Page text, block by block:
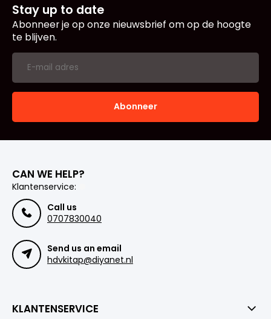
Stay up to date
Abonneer je op onze nieuwsbrief om op de hoogte
te blijven.
Abonneer
CAN WE HELP?
Klantenservice:
Call us
0707830040
Send us an email
hdvkitap@diyanet.nl
KLANTENSERVICE